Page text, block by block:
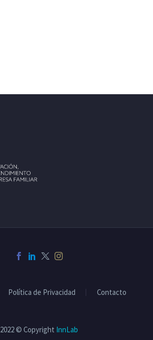
Política de Privacidad Contacto
2022 © Copyright InnLab